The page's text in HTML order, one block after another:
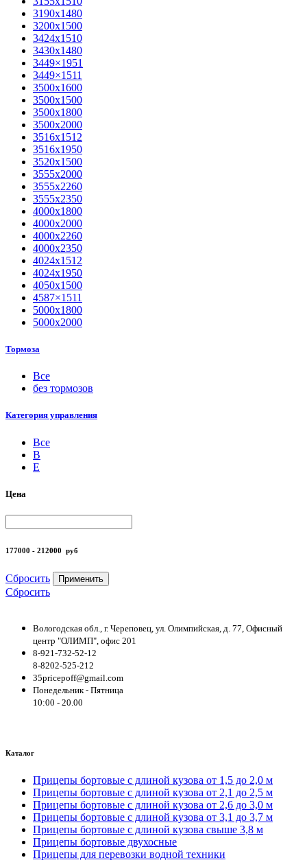
3190х1480
3200х1500
3424х1510
3430х1480
3449×1951
3449×1511
3500x1600
3500х1500
3500х1800
3500х2000
3516х1512
3516х1950
3520х1500
3555х2000
3555х2260
3555х2350
4000х1800
4000х2000
4000х2260
4000х2350
4024х1512
4024х1950
4050х1500
4587×1511
5000х1800
5000х2000
Тормоза
Все
без тормозов
Категория управления
Все
B
Е
Цена
177000 - 212000 руб
Сбросить Применить
Сбросить
Вологодская обл., г. Череповец, ул. Олимпийская, д. 77, Офисный
центр "ОЛИМП", офис 201
8-921-732-52-12
8-8202-525-212
35pricepoff@gmail.com
Понедельник - Пятница
10:00 - 20.00
Каталог
Прицепы бортовые с длиной кузова от 1,5 до 2,0 м
Прицепы бортовые с длиной кузова от 2,1 до 2,5 м
Прицепы бортовые с длиной кузова от 2,6 до 3,0 м
Прицепы бортовые с длиной кузова от 3,1 до 3,7 м
Прицепы бортовые с длиной кузова свыше 3,8 м
Прицепы бортовые двухосные
Прицепы для перевозки водной техники